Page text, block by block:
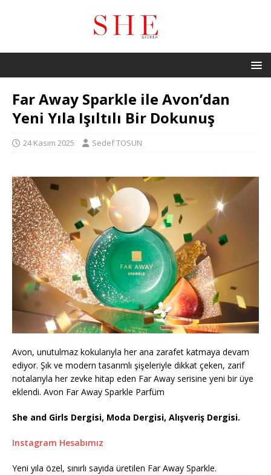
Far Away Sparkle ile Avon’dan
Yeni Yıla Işıltılı Bir Dokunuş
24 Kasım 2025 Sedef TOSUN
Avon, unutulmaz kokularıyla her ana zarafet katmaya devam
ediyor. Şık ve modern tasarımlı şişeleriyle dikkat çeken, zarif
notalarıyla her zevke hitap eden Far Away serisine yeni bir üye
eklendi. Avon Far Away Sparkle Parfüm
She and Girls Dergisi, Moda Dergisi, Alışveriş Dergisi.
Instagram Hesabımız
Yeni yıla özel, sınırlı sayıda üretilen Far Away Sparkle.